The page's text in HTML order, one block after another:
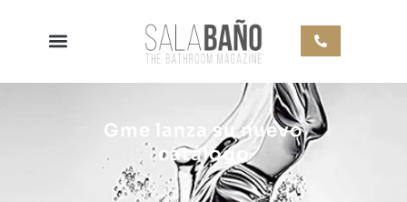
Gme lanza su nuevo
catálogo